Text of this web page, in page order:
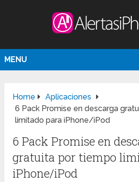
MENU
Home
Aplicaciones
6 Pack Promise en descarga
limitado para iPhone/iPod
6 Pack Promise en
gratuita por tiempo
iPhone/iPod